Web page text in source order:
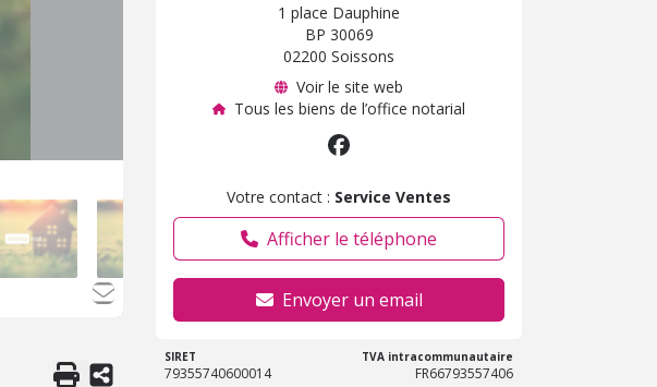
1 place Dauphine
BP 30069
02200 Soissons
Voir le site web
Tous les biens de l’office notarial
Votre contact : Service Ventes
Afficher le téléphone
Envoyer un email
SIRET
79355740600014
TVA intracommunautaire
FR66793557406